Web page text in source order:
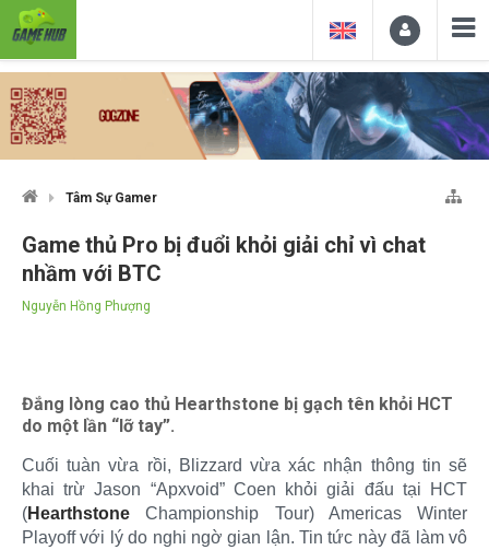
Tâm Sự Gamer
Game thủ Pro bị đuổi khỏi giải chỉ vì chat
nhầm với BTC
Nguyễn Hồng Phượng
Đắng lòng cao thủ Hearthstone bị gạch tên khỏi HCT
do một lần “lỡ tay”.
Cuối tuàn vừa rồi, Blizzard vừa xác nhận thông tin sẽ
khai trừ Jason “Apxvoid” Coen khỏi giải đấu tại HCT
(Hearthstone Championship Tour) Americas Winter
Playoff với lý do nghi ngờ gian lận. Tin tức này đã làm vô